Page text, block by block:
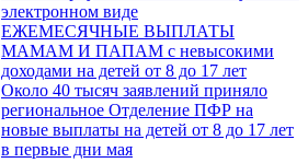
электронном виде
ЕЖЕМЕСЯЧНЫЕ ВЫПЛАТЫ
МАМАМ И ПАПАМ с невысокими
доходами на детей от 8 до 17 лет
Около 40 тысяч заявлений приняло
региональное Отделение ПФР на
новые выплаты на детей от 8 до 17 лет
в первые дни мая